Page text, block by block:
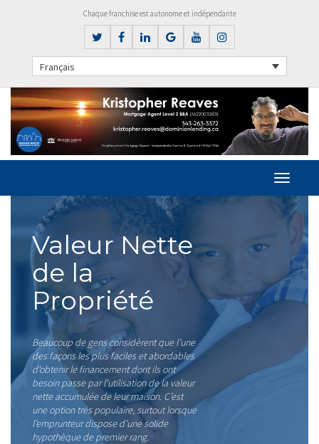
Chaque franchise est autonome et indépendante
Français
Valeur Nette
de la
Propriété
Beaucoup de gens considèrent que l’une
des façons les plus faciles et abordables
d’obtenir le financement dont ils ont
besoin passe par l’utilisation de la valeur
nette accumulée de leur maison. C’est
une option très populaire, surtout lorsque
l’emprunteur dispose d’une solide
hypothèque de premier rang.